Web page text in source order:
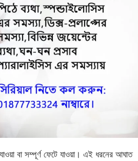
বা সম্পূর্ণ ফেটে যাওয়া। এই ধরনের আঘাত